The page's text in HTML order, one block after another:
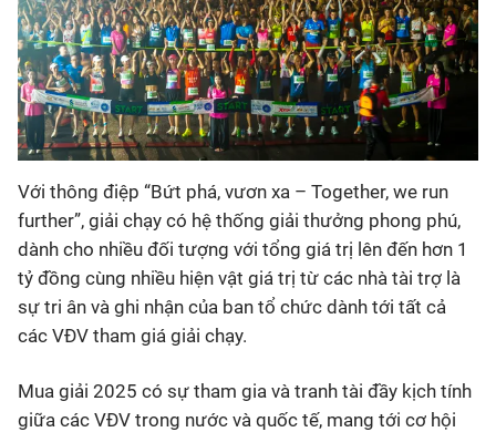
Với thông điệp “Bứt phá, vươn xa – Together, we run
further”, giải chạy có hệ thống giải thưởng phong phú,
dành cho nhiều đối tượng với tổng giá trị lên đến hơn 1
tỷ đồng cùng nhiều hiện vật giá trị từ các nhà tài trợ là
sự tri ân và ghi nhận của ban tổ chức dành tới tất cả
các VĐV tham giá giải chạy.
Mua giải 2025 có sự tham gia và tranh tài đầy kịch tính
giữa các VĐV trong nước và quốc tế, mang tới cơ hội